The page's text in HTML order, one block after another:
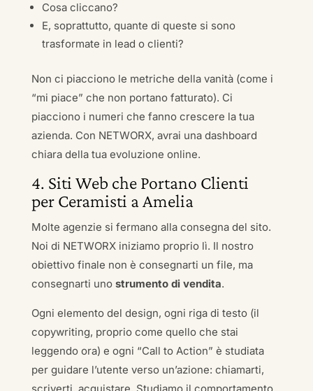
Cosa cliccano?
E, soprattutto, quante di queste si sono
trasformate in lead o clienti?
Non ci piacciono le metriche della vanità (come i
“mi piace” che non portano fatturato). Ci
piacciono i numeri che fanno crescere la tua
azienda. Con NETWORX, avrai una dashboard
chiara della tua evoluzione online.
4. Siti Web che Portano Clienti
per Ceramisti a Amelia
Molte agenzie si fermano alla consegna del sito.
Noi di NETWORX iniziamo proprio lì. Il nostro
obiettivo finale non è consegnarti un file, ma
consegnarti uno strumento di vendita.
Ogni elemento del design, ogni riga di testo (il
copywriting, proprio come quello che stai
leggendo ora) e ogni “Call to Action” è studiata
per guidare l’utente verso un’azione: chiamarti,